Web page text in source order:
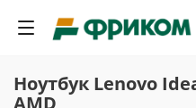
Ноутбук Lenovo
AMD